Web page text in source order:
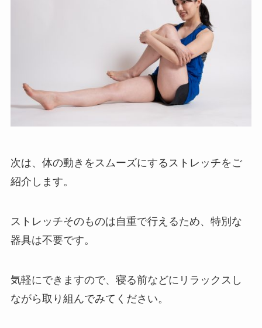
次は、体の動きをスムーズにするストレッチをご
紹介します。
ストレッチそのものは自重で行えるため、特別な
器具は不要です。
気軽にできますので、寝る前などにリラックスし
ながら取り組んでみてください。